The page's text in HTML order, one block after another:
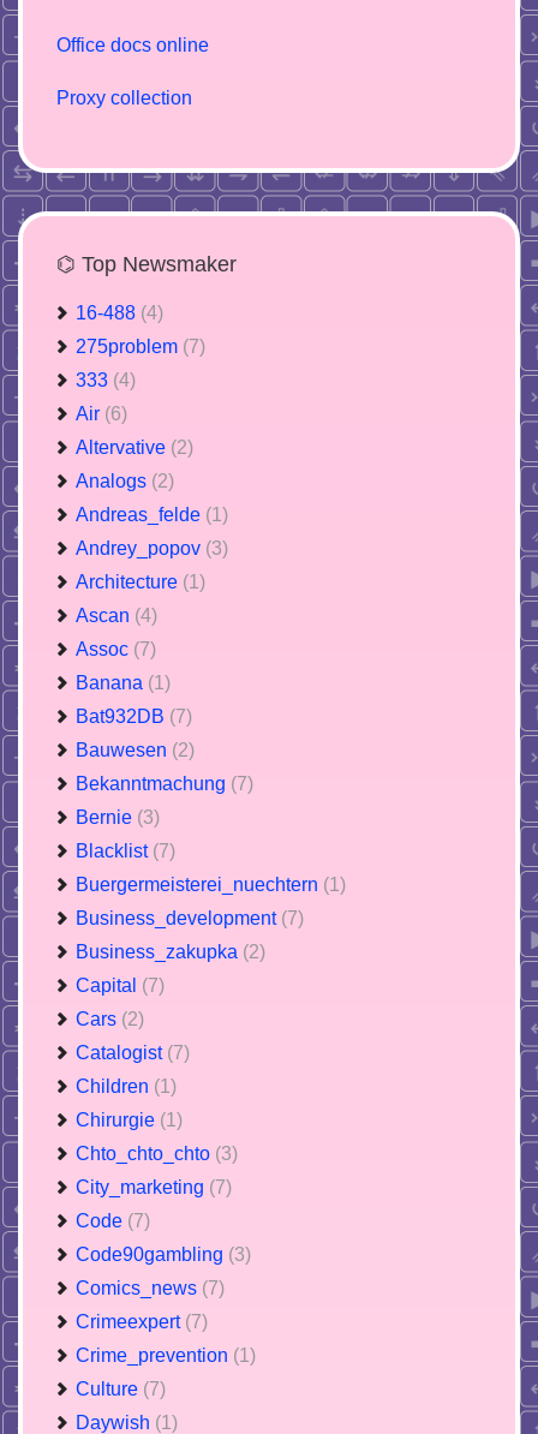
Office docs online
Proxy collection
⌬ Top Newsmaker
16-488 (4)
275problem (7)
333 (4)
Air (6)
Altervative (2)
Analogs (2)
Andreas_felde (1)
Andrey_popov (3)
Architecture (1)
Ascan (4)
Assoc (7)
Banana (1)
Bat932DB (7)
Bauwesen (2)
Bekanntmachung (7)
Bernie (3)
Blacklist (7)
Buergermeisterei_nuechtern (1)
Business_development (7)
Business_zakupka (2)
Capital (7)
Cars (2)
Catalogist (7)
Children (1)
Chirurgie (1)
Chto_chto_chto (3)
City_marketing (7)
Code (7)
Code90gambling (3)
Comics_news (7)
Crimeexpert (7)
Crime_prevention (1)
Culture (7)
Daywish (1)